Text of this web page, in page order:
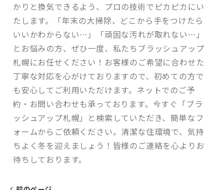
かりと換気できるよう、プロの技術でピカピカにい
たします。「年末の大掃除、どこから手をつけたら
いいかわからない…」「頑固な汚れが取れない…」
とお悩みの方、ぜひ一度、私たちブラッシュアップ
札幌にお任せください！お客様のご希望に合わせた
丁寧な対応を心がけておりますので、初めての方で
も安心してご利用いただけます。ネットでのご予
約・お問い合わせも承っております。今すぐ「ブラ
ッシュアップ札幌」と検索していただき、簡単なフ
ォームからご依頼ください。清潔な住環境で、気持
ちよく冬を迎えましょう！皆様のご連絡を心よりお
待ちしております。